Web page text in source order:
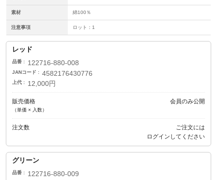
素材 綿100％
注意事項 ロット：1
レッド
品番 122716-880-008
JANコード 4582176430776
上代 12,000円
販売価格
（単価 × 入数）
会員のみ公開
注文数
ご注文には
ログイン してください
グリーン
品番 122716-880-009